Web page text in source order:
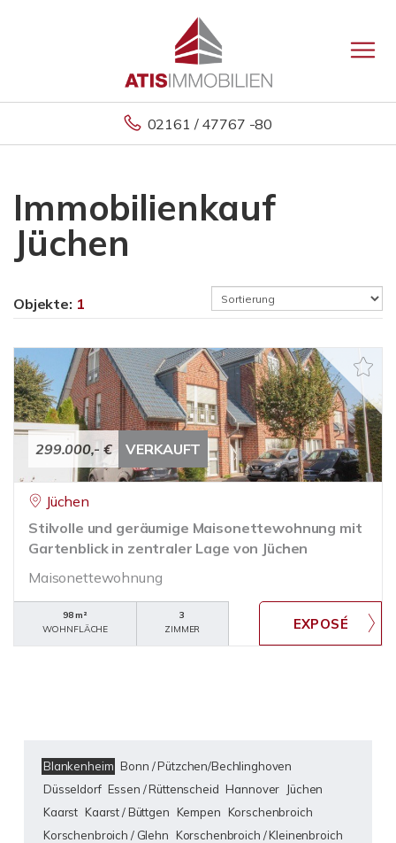
02161 / 47767 -80
Immobilienkauf
Jüchen
Objekte: 1
299.000,- € VERKAUFT
Jüchen
Stilvolle und geräumige Maisonettewohnung mit
Gartenblick in zentraler Lage von Jüchen
Maisonettewohnung
98 m²
WOHNFLÄCHE
3
ZIMMER
Blankenheim Bonn / Pützchen/Bechlinghoven
Düsseldorf Essen / Rüttenscheid Hannover Jüchen
Kaarst Kaarst / Büttgen Kempen Korschenbroich
Korschenbroich / Glehn Korschenbroich / Kleinenbroich